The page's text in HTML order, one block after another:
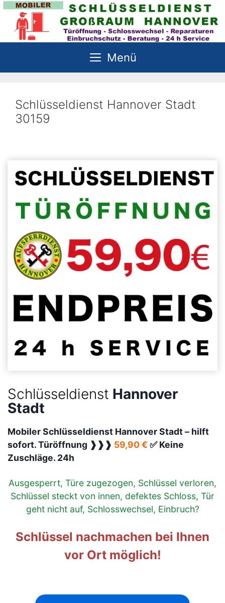
Zum
Inhalt
springen
Menü
Schlüsseldienst Hannover Stadt
30159
Schlüsseldienst Hannover
Stadt
Mobiler Schlüsseldienst Hannover Stadt – hilft
sofort. Türöffnung ❱❱❱ 59,90 € ✅ Keine
Zuschläge. 24h
Ausgesperrt, Türe zugezogen, Schlüssel verloren,
Schlüssel steckt von innen, defektes Schloss, Tür
geht nicht auf, Schlosswechsel, Einbruch?
Schlüssel nachmachen bei Ihnen
vor Ort möglich!